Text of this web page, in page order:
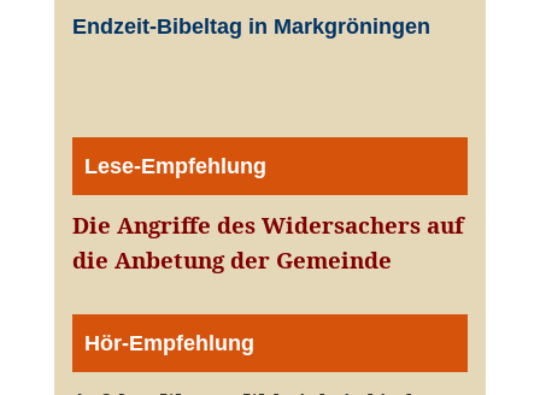
Endzeit-Bibeltag in Markgröningen
Lese-Empfehlung
Die Angriffe des Widersachers auf
die Anbetung der Gemeinde
Hör-Empfehlung